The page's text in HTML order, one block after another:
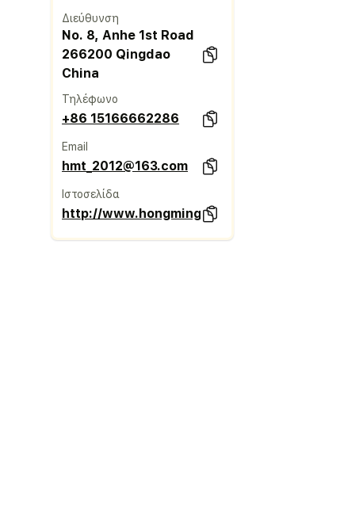
Διεύθυνση
No. 8, Anhe 1st Road
266200 Qingdao
China
Τηλέφωνο
+86 15166662286
Email
hmt_2012@163.com
Ιστοσελίδα
http://www.hongmingtai.com